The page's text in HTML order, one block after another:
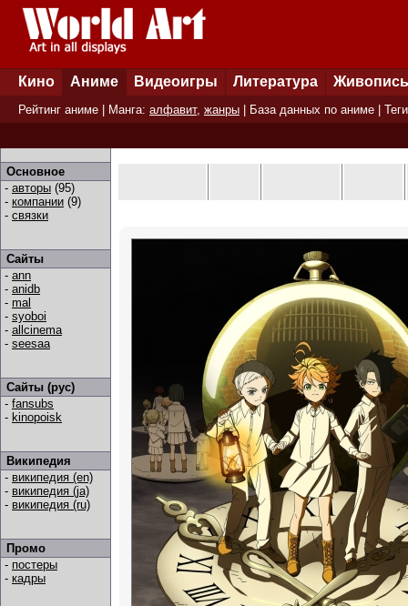
Кино Аниме Видеоигры Литература Живопись
Рейтинг аниме | Манга: алфавит, жанры База данных по аниме Теги
Основное
- авторы (95)
- компании (9)
- связки
Сайты
- ann
- anidb
- mal
- syoboi
- allcinema
- seesaa
Сайты (рус)
- fansubs
- kinopoisk
Википедия
- википедия (en)
- википедия (ja)
- википедия (ru)
Промо
- постеры
- кадры